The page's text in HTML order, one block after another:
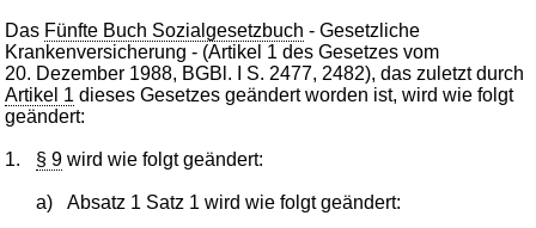
Das Fünfte Buch Sozialgesetzbuch - Gesetzliche
Krankenversicherung - (Artikel 1 des Gesetzes vom
20. Dezember 1988, BGBl. I S. 2477, 2482), das zuletzt durch
Artikel 1 dieses Gesetzes geändert worden ist, wird wie folgt
geändert:
1. § 9 wird wie folgt geändert:
a) Absatz 1 Satz 1 wird wie folgt geändert: